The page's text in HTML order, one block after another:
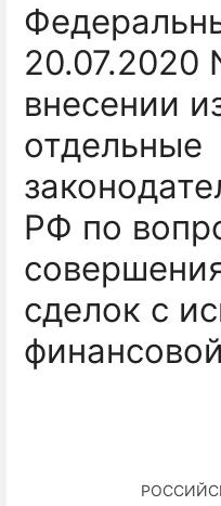
20.07.2020
внесении
отдельные
РФ по
сделок с